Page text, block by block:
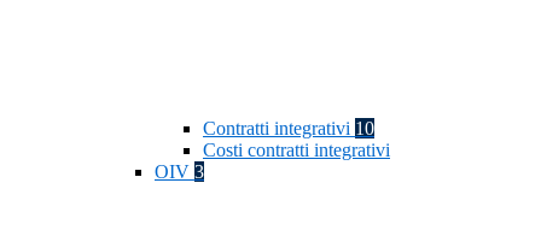
Contratti integrativi 10
Costi contratti integrativi
OIV 3